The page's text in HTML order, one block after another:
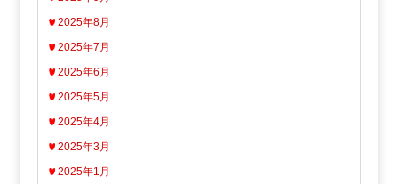
2025年8月
2025年7月
2025年6月
2025年5月
2025年4月
2025年3月
2025年1月